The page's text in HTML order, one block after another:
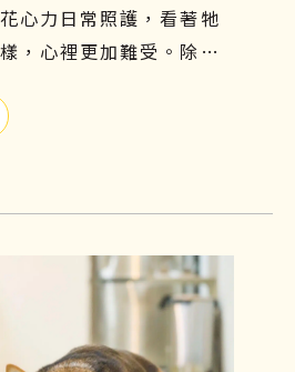
心力日常照護，看著牠
，心裡更加難受。除了
安全的方式可以幫助牠
作用及費用，讓飼主們
的治療方式，幫助毛小
良好的活動力及生活品